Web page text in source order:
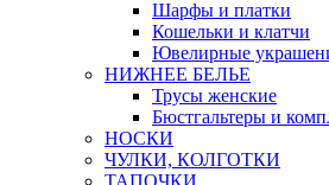
Шарфы и платки
Кошельки и клатчи
Ювелирные
НИЖНЕЕ БЕЛЬЕ
Трусы женские
Бюстгальтеры и
НОСКИ
ЧУЛКИ, КОЛГОТКИ
ТАПОЧКИ